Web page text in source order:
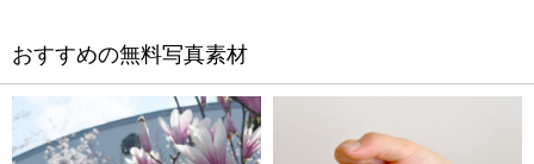
おすすめの無料写真素材